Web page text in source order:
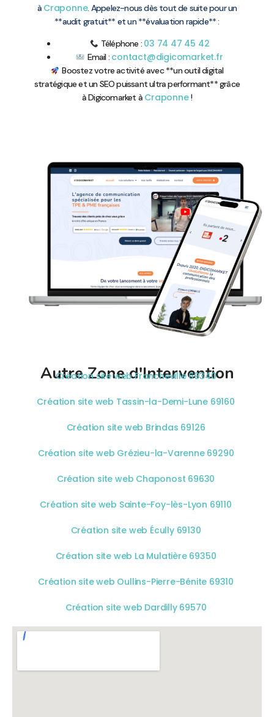
à Craponne. Appelez-nous dès tout de suite pour un
**audit gratuit** et un **évaluation rapide** :
Téléphone : 03 74 47 45 42
Email : contact@digicomarket.fr
Boostez votre activité avec **un outil digital
stratégique et un SEO puissant ultra performant** grâce
à Digicomarket à Craponne!
Autre Zone d'Intervention
Création site web Francheville 69340
Création site web Tassin-la-Demi-Lune 69160
Création site web Brindas 69126
Création site web Grézieu-la-Varenne 69290
Création site web Chaponost 69630
Création site web Sainte-Foy-lès-Lyon 69110
Création site web Écully 69130
Création site web La Mulatière 69350
Création site web Oullins-Pierre-Bénite 69310
Création site web Dardilly 69570